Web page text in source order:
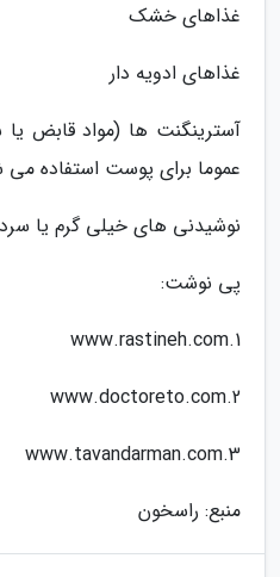
غذاهای خشک
غذاهای ادویه دار
آسترینگنت ها (مواد قابض
عموما برای پوست استفاده می
نوشیدنی های خیلی گرم یا سرد.
پی نوشت:
1.www.rastineh.com
2.www.doctoreto.com
3.www.tavandarman.com
منبع: راسخون